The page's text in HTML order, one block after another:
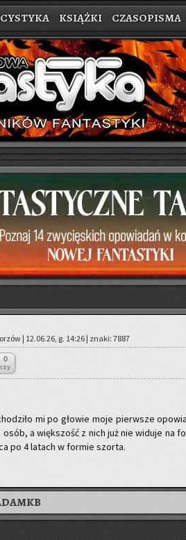
KSIĄŻKI CZASOPISMA
| 12.06.26, g. 14:26 | znaki: 7887
0
czy
mi po gło­wie moje pierw­sze
a więk­szość z nich już nie wi­du­je na
po 4 la­tach w for­mie szor­ta.